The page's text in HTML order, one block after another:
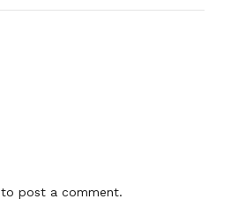
to post a comment.